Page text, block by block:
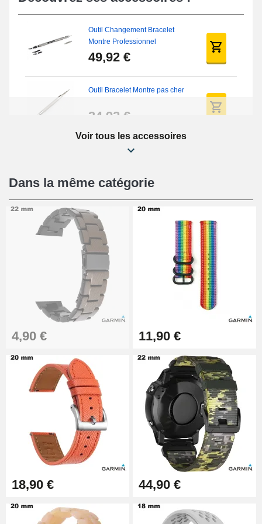
Outil Changement Bracelet
Montre Professionnel
49,92 €
Outil Bracelet Montre pas cher
34,92 €
Kit Réparation Montre Débutant
16,90 €
Pied à Coulisse Numérique
9,90 €
Pince à Poinçonner (pince trou)
57,42 €
Pince Trou pour Bracelet de
Kit Horlogerie Débutant
26,90 €
Boîte Pompe Bracelet Montre -
Diamètre 1,50 mm - 8 à 25 mm
Boîte Pompe pour Bracelet
Voir tous les accessoires
Dans la même catégorie
4,90 € 11,90 €
18,90 € 44,90 €